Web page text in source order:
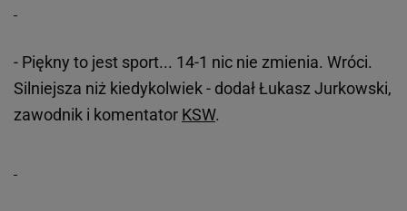
- Piękny to jest sport... 14-1 nic nie zmienia. Wróci.
Silniejsza niż kiedykolwiek - dodał Łukasz Jurkowski,
zawodnik i komentator KSW.